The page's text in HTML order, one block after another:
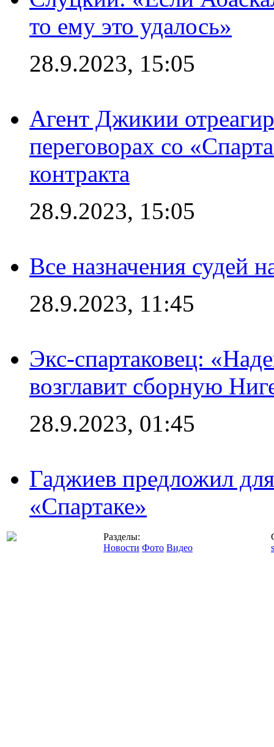
то ему это удалось»
28.9.2023, 15:05
Агент Джикии
переговорах со
контракта
28.9.2023, 15:05
Все назначения судей
28.9.2023, 11:45
Экс-спартаковец:
возглавит сборную
28.9.2023, 01:45
Гаджиев предложил
«Спартаке»
Разделы:
Новости Фото Видео